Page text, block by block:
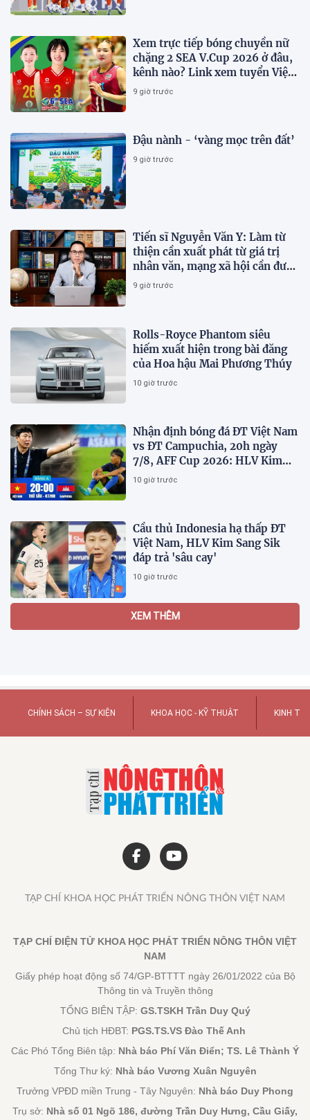
Xem trực tiếp bóng chuyền nữ
chặng 2 SEA V.Cup 2026 ở đâu,
kênh nào? Link xem tuyển Việt
Nam thi đấu
9 giờ trước
Đậu nành - ‘vàng mọc trên đất’
9 giờ trước
Tiến sĩ Nguyễn Văn Y: Làm từ
thiện cần xuất phát từ giá trị
nhân văn, mạng xã hội cần được
sử dụng bằng văn hóa và trách
9 giờ trước
Rolls-Royce Phantom siêu
hiếm xuất hiện trong bài đăng
của Hoa hậu Mai Phương Thúy
10 giờ trước
Nhận định bóng đá ĐT Việt Nam
vs ĐT Campuchia, 20h ngày
7/8, AFF Cup 2026: HLV Kim
Sang-sik tiết lộ kế hoạch nhân
10 giờ trước
Cầu thủ Indonesia hạ thấp ĐT
Việt Nam, HLV Kim Sang Sik
đáp trả 'sâu cay'
10 giờ trước
Thiều và nhiều lãnh đạo NXB
18:35 30/07/2026
và bản sắc văn hóa
13:28 30/07/2026
động cùng Hoa Nhật Huỳnh
Dịch vụ rút tiền thẻ tín dụng -
Giải pháp tài chính hay rủi ro
tiềm ẩn?
Gợi ý các ưu tiên về đất và nước